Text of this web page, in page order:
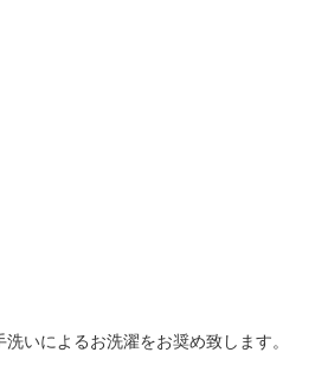
いによるお洗濯をお奨め致します。